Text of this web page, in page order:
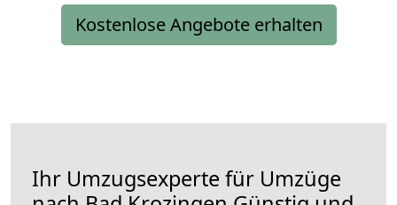
Kostenlose Angebote erhalten
Ihr Umzugsexperte für Umzüge